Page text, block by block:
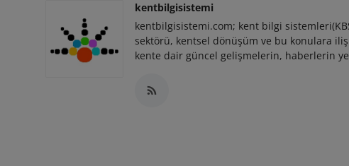
kentbilgisistemi
kentbilgisistemi.com; kent bilgi
sektörü, kentsel dönüşüm ve bu konulara
kente dair güncel gelişmelerin, haberlerin